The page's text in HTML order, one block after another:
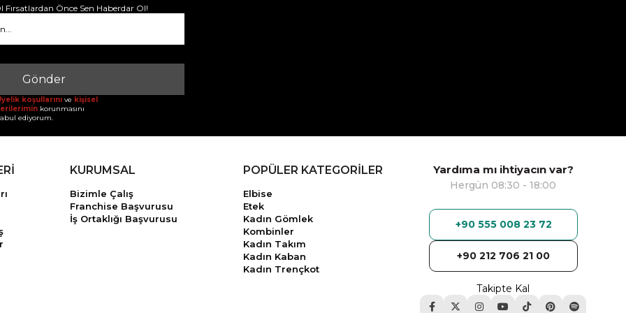
Fırsatlardan Önce Sen Haberdar Ol!
Gönder
koşullarını ve kişisel
korunmasını
ediyorum.
KURUMSAL
Bizimle Çalış
Franchise Başvurusu
İş Ortaklığı Başvurusu
POPÜLER KATEGORİLER
Elbise
Etek
Kadın Gömlek
Kombinler
Kadın Takım
Kadın Kaban
Kadın Trençkot
Yardıma mı ihtiyacın var?
Hergün 08:30 - 18:00
+90 555 008 23 72
+90 212 706 21 00
Takipte Kal